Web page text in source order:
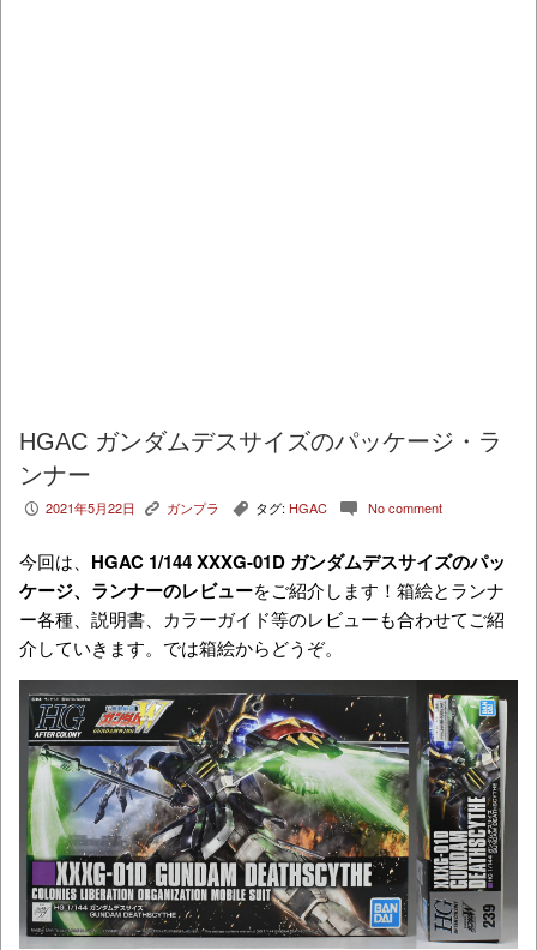
HGAC ガンダムデスサイズのパッケージ・ラ
ンナー
P 2021年5月22日 K ガンプラ , タグ: HGAC c No comment
今回は、 HGAC 1/144 XXXG-01D ガンダムデスサイズのパッ
ケージ、ランナーのレビューをご紹介します！箱絵とランナ
ー各種、説明書、カラーガイド等のレビューも合わせてご紹
介していきます。では箱絵からどうぞ。